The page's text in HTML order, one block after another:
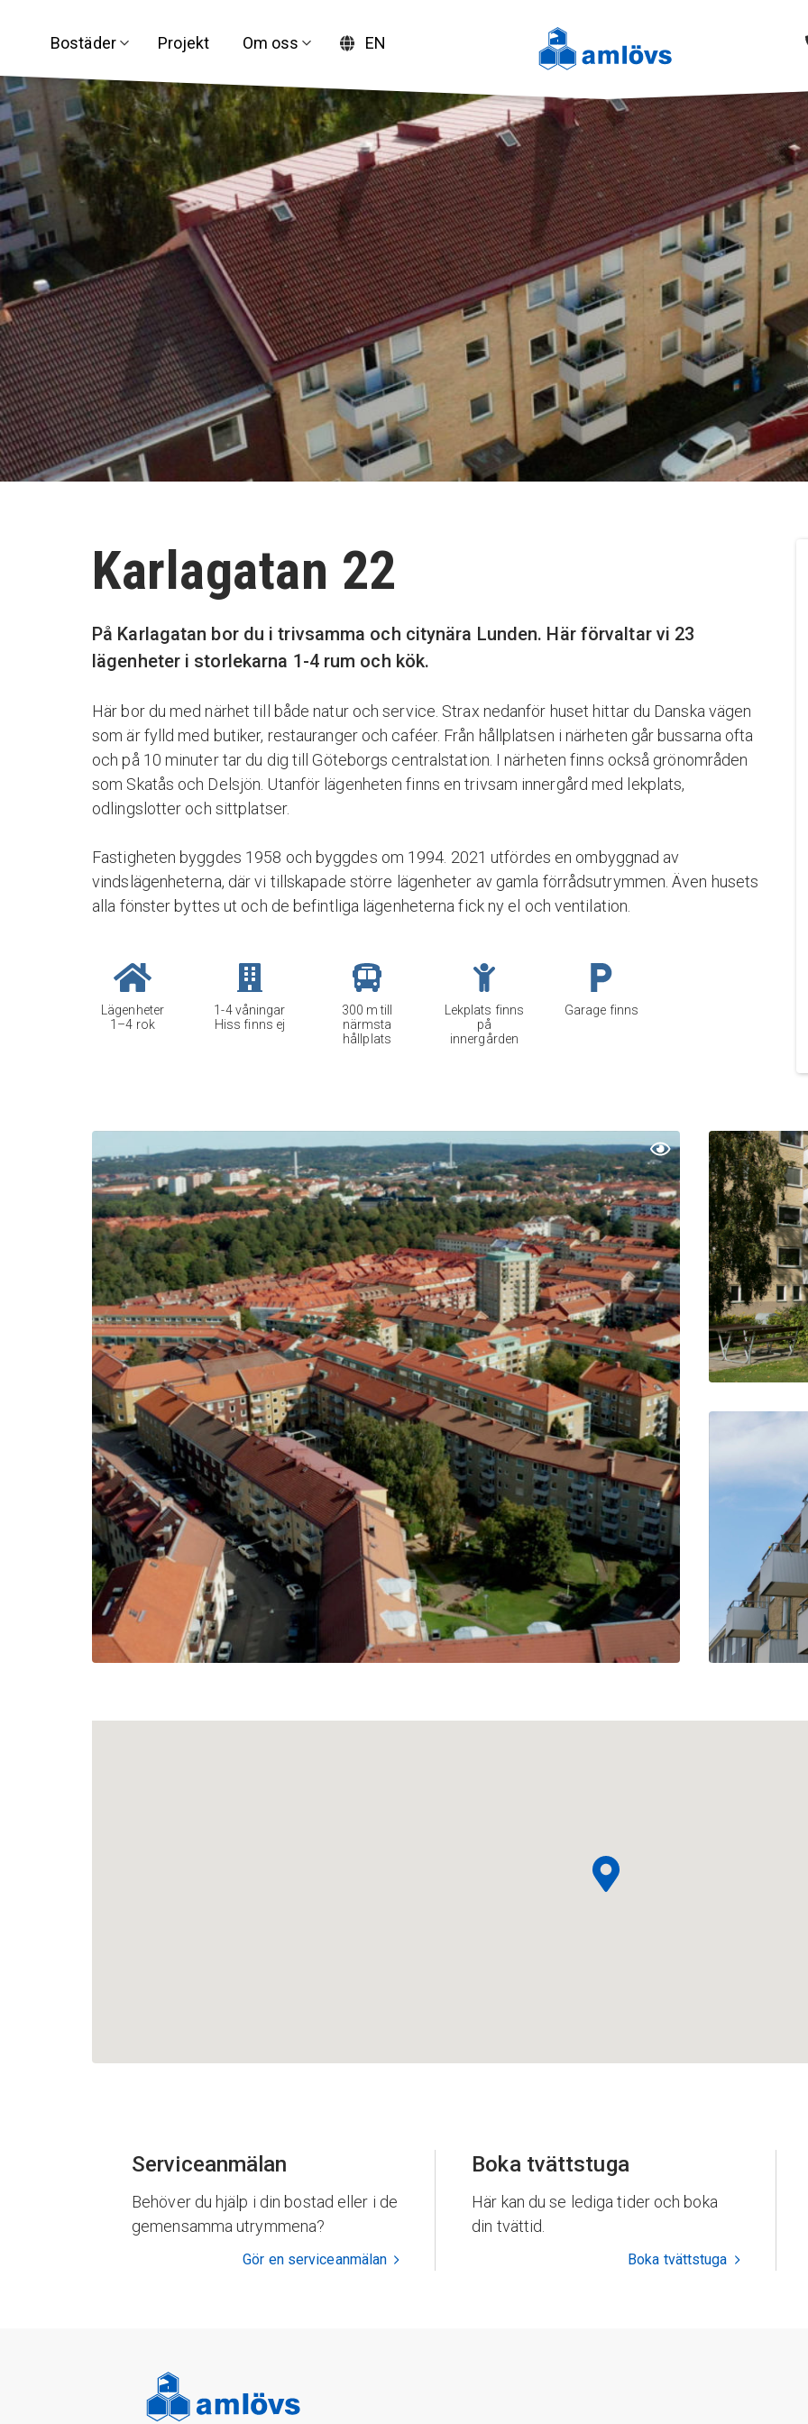
Bostäder Projekt Om oss EN
Karlagatan 22
På Karlagatan bor du i trivsamma och citynära Lunden. Här förvaltar vi 23
lägenheter i storlekarna 1-4 rum och kök.
Här bor du med närhet till både natur och service. Strax nedanför huset hittar du Danska vägen
som är fylld med butiker, restauranger och caféer. Från hållplatsen i närheten går bussarna ofta
och på 10 minuter tar du dig till Göteborgs centralstation. I närheten finns också grönområden
som Skatås och Delsjön. Utanför lägenheten finns en trivsam innergård med lekplats,
odlingslotter och sittplatser.
Fastigheten byggdes 1958 och byggdes om 1994. 2021 utfördes en ombyggnad av
vindslägenheterna, där vi tillskapade större lägenheter av gamla förrådsutrymmen. Även husets
alla fönster byttes ut och de befintliga lägenheterna fick ny el och ventilation.
Lägenheter
1–4 rok
1-4 våningar
Hiss finns ej
300 m till
närmsta
hållplats
Lekplats finns
på
innergården
Garage finns
Serviceanmälan
Behöver du hjälp i din bostad eller i de
gemensamma utrymmena?
Gör en serviceanmälan
Boka tvättstuga
Här kan du se lediga tider och boka
din tvättid.
Boka tvättstuga